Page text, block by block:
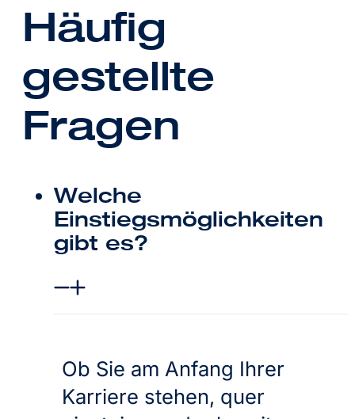
Häufig
gestellte
Fragen
Welche
Einstiegsmöglichkeiten
gibt es?
Ob Sie am Anfang Ihrer
Karriere stehen, quer